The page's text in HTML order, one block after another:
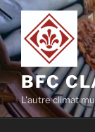
Aller
au
contenu
principal
BFC
L'autre climat